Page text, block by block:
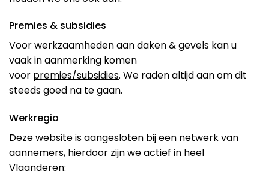
Premies & subsidies
Voor werkzaamheden aan daken & gevels kan u
vaak in aanmerking komen
voor premies/subsidies. We raden altijd aan om dit
steeds goed na te gaan.
Werkregio
Deze website is aangesloten bij een netwerk van
aannemers, hierdoor zijn we actief in heel
Vlaanderen: